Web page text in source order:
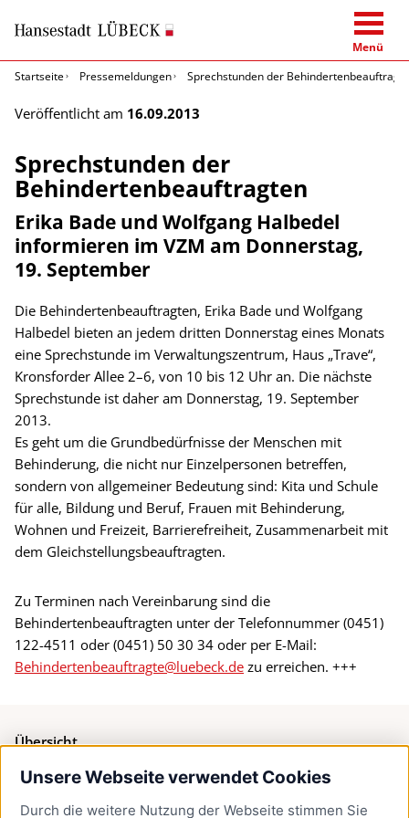
Unsere Webseite verwendet Cookies
Durch die weitere Nutzung der Webseite stimmen Sie
Menü
Startseite
Pressemeldungen Sprechstunden der
Veröffentlicht am 16.09.2013
Sprechstunden der
Behindertenbeauftragten
Erika Bade und Wolfgang Halbedel
informieren im VZM am Donnerstag,
19. September
Die Behindertenbeauftragten, Erika Bade und Wolfgang
Halbedel bieten an jedem dritten Donnerstag eines Monats
eine Sprechstunde im Verwaltungszentrum, Haus „Trave“,
Kronsforder Allee 2–6, von 10 bis 12 Uhr an. Die nächste
Sprechstunde ist daher am Donnerstag, 19. September
2013.
Es geht um die Grundbedürfnisse der Menschen mit
Behinderung, die nicht nur Einzelpersonen betreffen,
sondern von allgemeiner Bedeutung sind: Kita und Schule
für alle, Bildung und Beruf, Frauen mit Behinderung,
Wohnen und Freizeit, Barrierefreiheit, Zusammenarbeit mit
dem Gleichstellungsbeauftragten.
Zu Terminen nach Vereinbarung sind die
Behindertenbeauftragten unter der Telefonnummer (0451)
122-4511 oder (0451) 50 30 34 oder per E-Mail:
Behindertenbeauftragte@luebeck.de zu erreichen. +++
Übersicht
Bürgerservice
Presse